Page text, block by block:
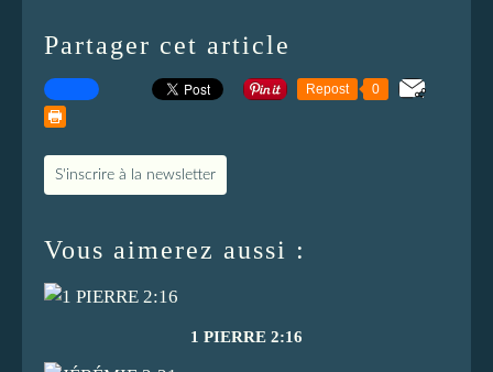
Partager cet article
Repost 0
S'inscrire à la newsletter
Vous aimerez aussi :
1 PIERRE 2:16